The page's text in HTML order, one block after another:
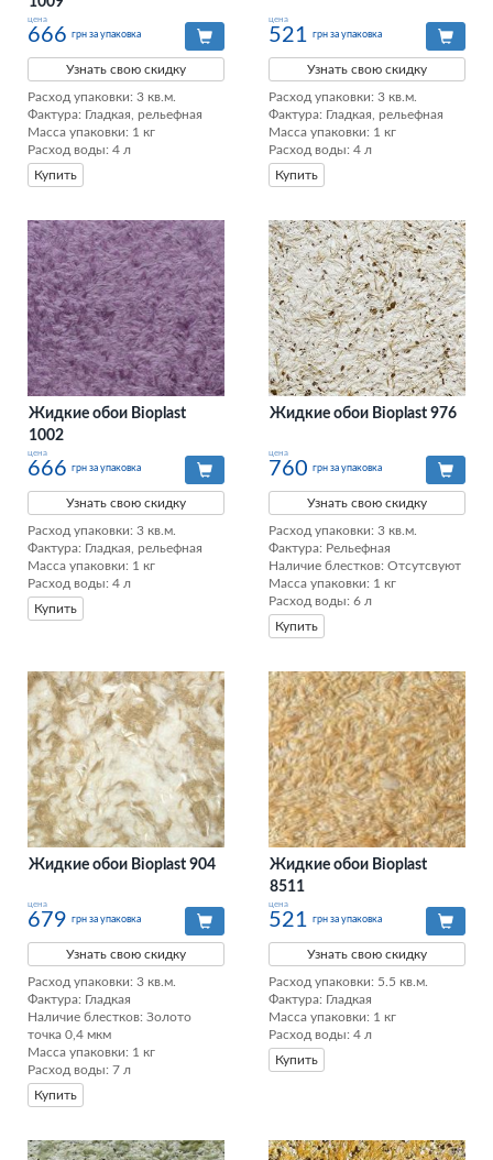
цена
666 грн за упаковка
Узнать свою скидку
Расход упаковки: 3 кв.м.
Фактура: Гладкая, рельефная
Масса упаковки: 1 кг
Расход воды: 4 л
Купить
цена
521 грн за упаковка
Узнать свою скидку
Расход упаковки: 3 кв.м.
Фактура: Гладкая, рельефная
Масса упаковки: 1 кг
Расход воды: 4 л
Купить
Жидкие обои Bioplast
1002
цена
666 грн за упаковка
Узнать свою скидку
Расход упаковки: 3 кв.м.
Фактура: Гладкая, рельефная
Масса упаковки: 1 кг
Расход воды: 4 л
Купить
Жидкие обои Bioplast 976
цена
760 грн за упаковка
Узнать свою скидку
Расход упаковки: 3 кв.м.
Фактура: Рельефная
Наличие блестков: Отсутсвуют
Масса упаковки: 1 кг
Расход воды: 6 л
Купить
Жидкие обои Bioplast 904
цена
679 грн за упаковка
Узнать свою скидку
Расход упаковки: 3 кв.м.
Фактура: Гладкая
Наличие блестков: Золото
точка 0,4 мкм
Масса упаковки: 1 кг
Расход воды: 7 л
Купить
Жидкие обои Bioplast
8511
цена
521 грн за упаковка
Узнать свою скидку
Расход упаковки: 5.5 кв.м.
Фактура: Гладкая
Масса упаковки: 1 кг
Расход воды: 4 л
Купить